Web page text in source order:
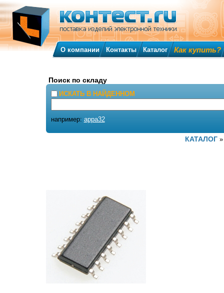
КАТАЛОГ
О компании Контакты Каталог Как купить?
Поиск по складу
ИСКАТЬ В НАЙДЕННОМ
например: appa32